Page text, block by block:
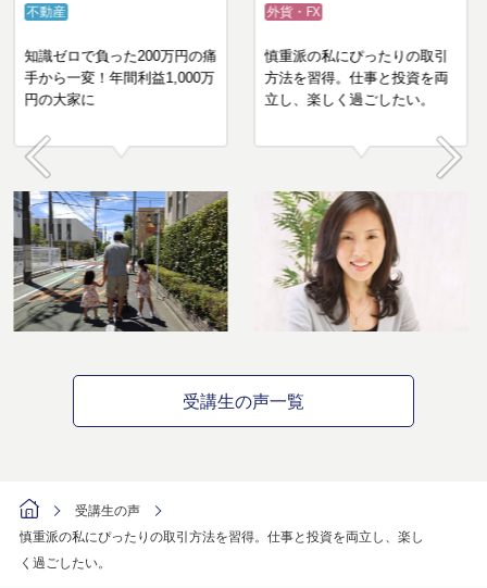
不動産
知識ゼロで負った200万円の痛
手から一変！年間利益1,000万
円の大家に
外貨・FX
慎重派の私にぴったりの取引
方法を習得。仕事と投資を両
立し、楽しく過ごしたい。
Prev Next
受講生の声一覧
受講生の声
慎重派の私にぴったりの取引方法を習得。仕事と投資を両立し、楽し
く過ごしたい。